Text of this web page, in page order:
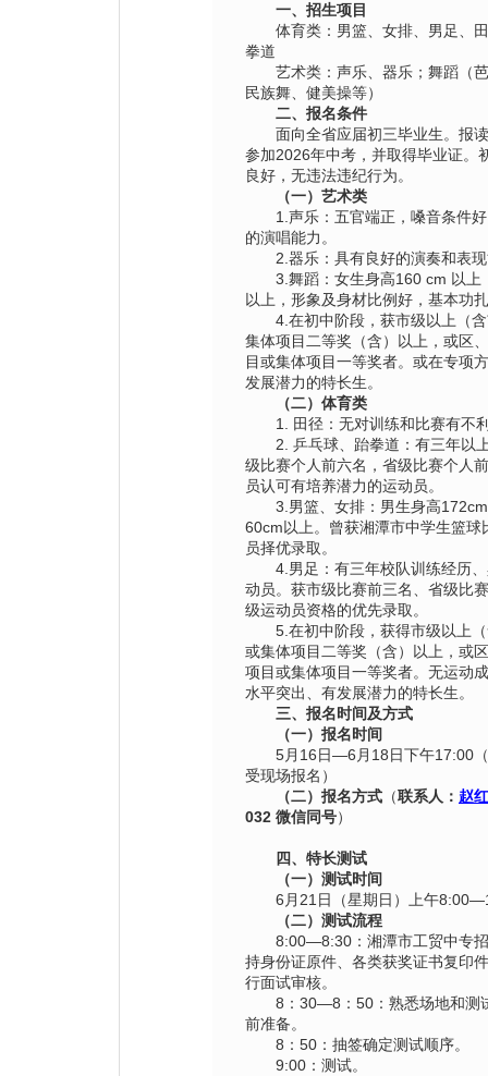
一、招生项目
体育类：男篮、女排、男足、
拳道
艺术类：声乐、器乐；舞蹈（
民族舞、健美操等）
二、报名条件
面向全省应届初三毕业生。报
参加2026年中考，并取得毕业证。
良好，无违法违纪行为。
（一）艺术类
1.声乐：五官端正，嗓音条件
的演唱能力。
2.器乐：具有良好的演奏和表
3.舞蹈：女生身高160 cm 以上
以上，形象及身材比例好，基本功
4.在初中阶段，获市级以上（
集体项目二等奖（含）以上，或区
目或集体项目一等奖者。或在专项
发展潜力的特长生。
（二）体育类
1. 田径：无对训练和比赛有不
2. 乒乓球、跆拳道：有三年以
级比赛个人前六名，省级比赛个人
员认可有培养潜力的运动员。
3.男篮、女排：男生身高
60cm以上。曾获湘潭市中学生篮球
员择优录取。
4.男足：有三年校队训练经历
动员。获市级比赛前三名、省级比
级运动员资格的优先录取。
5.在初中阶段，获得市级以上
或集体项目二等奖（含）以上，或
项目或集体项目一等奖者。无运动
水平突出、有发展潜力的特长生。
三、报名时间及方式
（一）报名时间
5月16日—6月18日下午17:00
受现场报名）
（二）报名方式 （联系人： 赵
032 微信同号）
四、特长测试
（一）测试时间
6月21日（星期日）上午
（二）测试流程
8:00—8:30：湘潭市工贸中专
持身份证原件、各类获奖证书复印
行面试审核。
8：30—8：50：熟悉场地和测
前准备。
8：50：抽签确定测试顺序。
9:00：测试。